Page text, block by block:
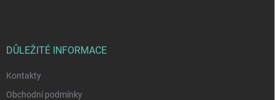
DŮLEŽITÉ INFORMACE
Kontakty
Obchodní podmínky